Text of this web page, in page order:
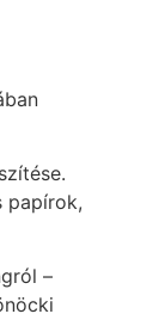
papírok,
–